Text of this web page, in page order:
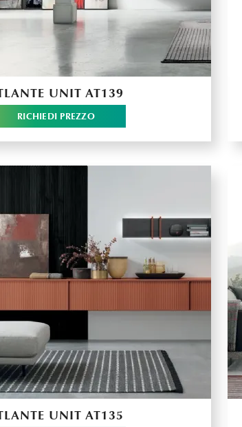
UNIT AT139
RICHIEDI PREZZO
UNIT AT135